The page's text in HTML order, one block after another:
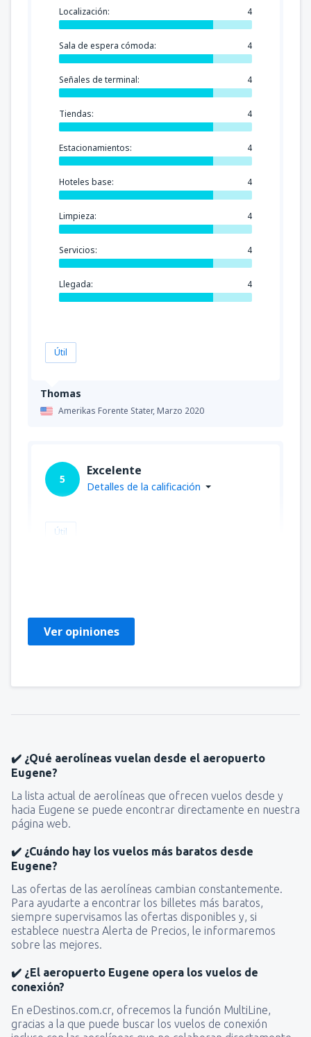
Thomas
Amerikas Forente Stater,Marzo 2020
Localización: 4
Sala de espera cómoda: 4
Señales de terminal: 4
Tiendas: 4
Estacionamientos: 4
Hoteles base: 4
Limpieza: 4
Servicios: 4
Llegada: 4
Útil
5
Excelente
Detalles de la calificación
Útil
Ver opiniones
✔️ ¿Qué aerolíneas vuelan desde el aeropuerto
Eugene?
La lista actual de aerolíneas que ofrecen vuelos desde y
hacia Eugene se puede encontrar directamente en nuestra
página web.
✔️ ¿Cuándo hay los vuelos más baratos desde
Eugene?
Las ofertas de las aerolíneas cambian constantemente.
Para ayudarte a encontrar los billetes más baratos,
siempre supervisamos las ofertas disponibles y, si
establece nuestra Alerta de Precios, le informaremos
sobre las mejores.
✔️ ¿El aeropuerto Eugene opera los vuelos de
conexión?
En eDestinos.com.cr, ofrecemos la función MultiLine,
gracias a la que puede buscar los vuelos de conexión